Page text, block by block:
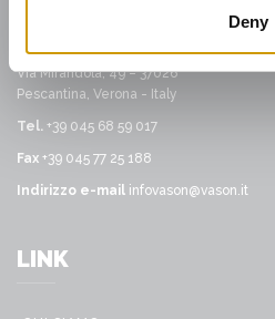
Deny
Sede amministrativa:
Via Mirandola, 49 – 37026
Pescantina, Verona - Italy
Tel. +39 045 68 59 017
Fax +39 045 77 25 188
Indirizzo e-mail infovason@vason.it
LINK